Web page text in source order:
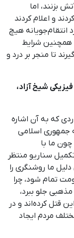
بزنند، اما
و اعلام کردند
انتقام‌جویانه هیچ
همچنین شرایط
تا منجر بر درد و
شیخ آزاد،
که به آن اشاره
جمهوری اسلامی
ما با
سناریو منتظر
ما روشنگری را
تمام شود، چرا
جلو ببرد،
قتل کرده‌اند و در
مردم ایجاد